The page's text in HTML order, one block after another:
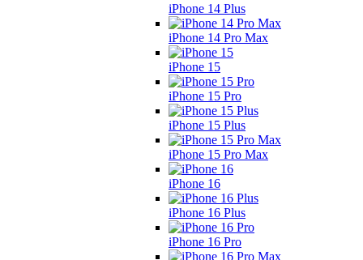
iPhone 14 Plus
iPhone 14 Pro Max
iPhone 15
iPhone 15 Pro
iPhone 15 Plus
iPhone 15 Pro Max
iPhone 16
iPhone 16 Plus
iPhone 16 Pro